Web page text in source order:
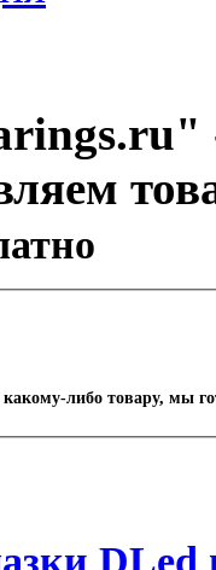
какому-либо товару, мы
DLed